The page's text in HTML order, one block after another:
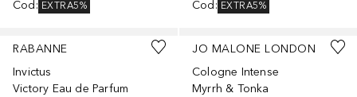
Cod : EXTRA5% Cod : EXTRA5%
RABANNE
Invictus
Victory Eau de Parfum
JO MALONE LONDON
Cologne Intense
Myrrh & Tonka